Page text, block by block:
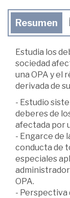
Resumen
Estudia los
sociedad
una OPA y el
derivada de
- Estudio
deberes de
afectada por
- Engarce de
conducta de
especiales
OPA.
-